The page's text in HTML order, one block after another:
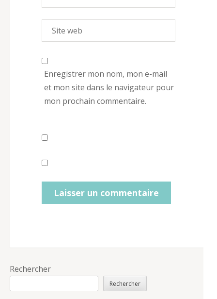
Enregistrer mon nom, mon e-mail
et mon site dans le navigateur pour
mon prochain commentaire.
Rechercher
Rechercher